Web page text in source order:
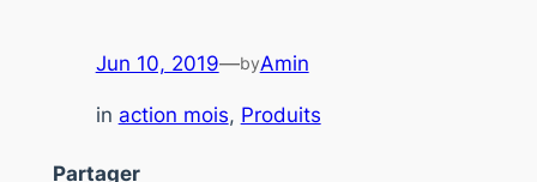
Jun 10, 2019—byAmin
in action mois, Produits
Partager